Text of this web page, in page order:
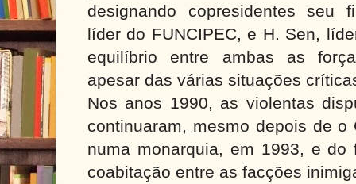
designando copresidentes seu
líder do FUNCIPEC, e H. Sen,
equilíbrio entre ambas as
apesar das várias situações
Nos anos 1990, as violentas
continuaram, mesmo depois de o
numa monarquia, em 1993, e do
coabitação entre as facções